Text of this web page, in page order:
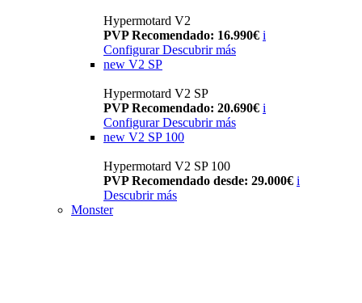
Hypermotard V2
PVP Recomendado: 16.990€ i
Configurar Descubrir más
new V2 SP
Hypermotard V2 SP
PVP Recomendado: 20.690€ i
Configurar Descubrir más
new V2 SP 100
Hypermotard V2 SP 100
PVP Recomendado desde: 29.000€ i
Descubrir más
Monster